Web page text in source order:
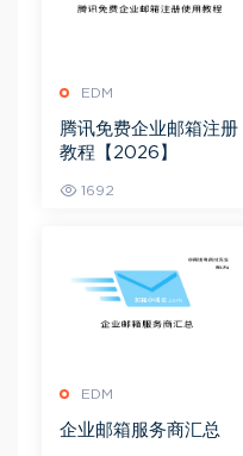
EDM
腾讯免费企业邮箱注册
教程【2026】
1692
EDM
企业邮箱服务商汇总